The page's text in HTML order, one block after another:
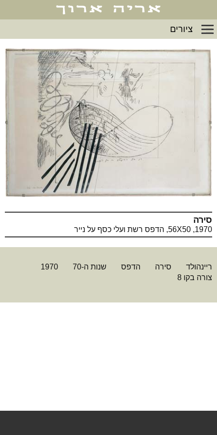
ציורים
סירה
1970, 56X50, הדפס רשת ועלי כסף על נייר
ריינהולד סירה הדפס שנות ה-70
1970
צורה בקו 8